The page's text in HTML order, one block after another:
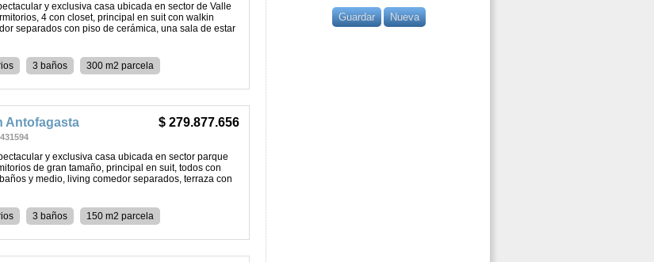
Guardar Nueva
y exclusiva casa ubicada en sector de Valle
4 con closet, principal en suit con walkin
separados con piso de cerámica, una sala de estar
3 baños 300 m2 parcela
$ 279.877.656
Antofagasta
y exclusiva casa ubicada en sector parque
de gran tamaño, principal en suit, todos con
y medio, living comedor separados, terraza con
3 baños 150 m2 parcela